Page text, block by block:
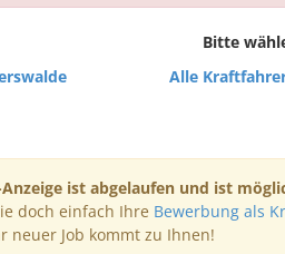
Bitte
Alle
Anzeige ist abgelaufen und ist
doch einfach Ihre Bewerbung als
neuer Job kommt zu Ihnen!